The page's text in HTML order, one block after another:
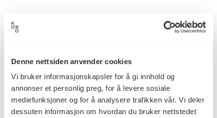
Denne nettsiden anvender cookies
Vi bruker informasjonskapsler for å gi innhold og
annonser et personlig preg, for å levere sosiale
mediefunksjoner og for å analysere trafikken vår. Vi deler
dessuten informasjon om hvordan du bruker nettstedet
Postadresse
Postboks 6994